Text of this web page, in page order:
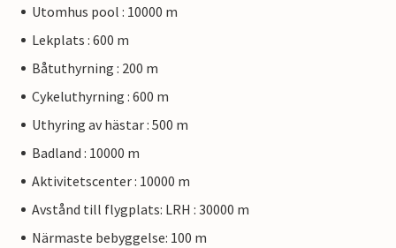
Utomhus pool : 10000 m
Lekplats : 600 m
Båtuthyrning : 200 m
Cykeluthyrning : 600 m
Uthyring av hästar : 500 m
Badland : 10000 m
Aktivitetscenter : 10000 m
Avstånd till flygplats: LRH : 30000 m
Närmaste bebyggelse: 100 m